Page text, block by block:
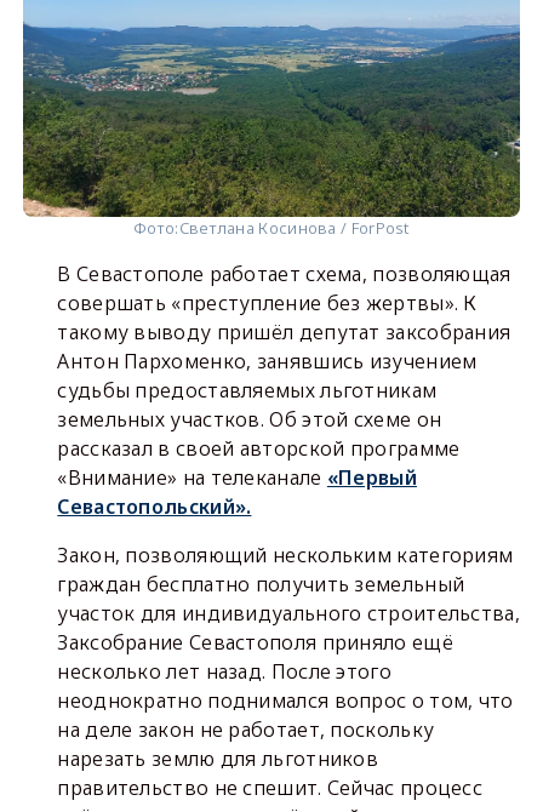
Фото:Светлана Косинова / ForPost
В Севастополе работает схема, позволяющая
совершать «преступление без жертвы». К
такому выводу пришёл депутат заксобрания
Антон Пархоменко, занявшись изучением
судьбы предоставляемых льготникам
земельных участков. Об этой схеме он
рассказал в своей авторской программе
«Внимание» на телеканале «Первый
Севастопольский».
Закон, позволяющий нескольким категориям
граждан бесплатно получить земельный
участок для индивидуального строительства,
Заксобрание Севастополя приняло ещё
несколько лет назад. После этого
неоднократно поднимался вопрос о том, что
на деле закон не работает, поскольку
нарезать землю для льготников
правительство не спешит. Сейчас процесс